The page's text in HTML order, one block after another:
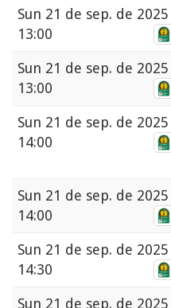
Sun 21 de sep. de 2025
13:00
Sun 21 de sep. de 2025
13:00
Sun 21 de sep. de 2025
14:00
Sun 21 de sep. de 2025
14:00
Sun 21 de sep. de 2025
14:30
Sun 21 de sep. de 2025